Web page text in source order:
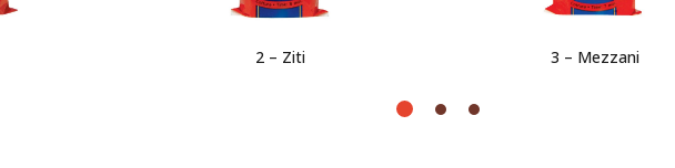
2 – Ziti 3 – Mezzani